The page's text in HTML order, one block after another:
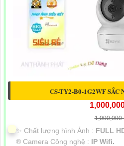
CS-TY2-B0-1G2WF
1,000,000
✨ Chất lượng hình Ảnh : FULL
®️ Camera Công nghệ : IP Wifi.